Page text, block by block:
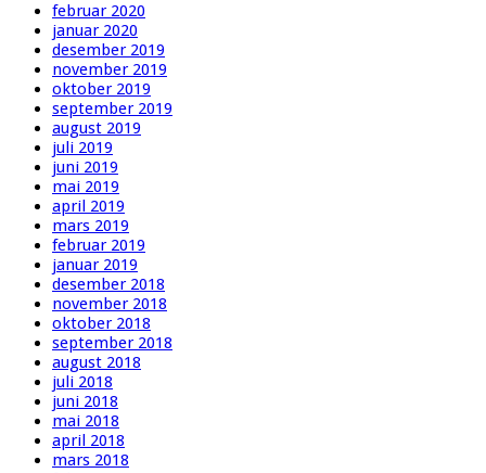
februar 2020
januar 2020
desember 2019
november 2019
oktober 2019
september 2019
august 2019
juli 2019
juni 2019
mai 2019
april 2019
mars 2019
februar 2019
januar 2019
desember 2018
november 2018
oktober 2018
september 2018
august 2018
juli 2018
juni 2018
mai 2018
april 2018
mars 2018